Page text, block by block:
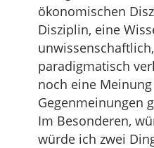
ökonomischen
Disziplin, eine
paradigmatisch
noch eine
Gegenmeinungen
Im Besonderen,
würde ich zwei